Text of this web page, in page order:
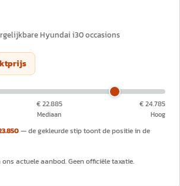
Hyundai i30occasions
€ 22.885
Mediaan
€ 24.785
Hoog
— de gekleurde stip toont de positie in de
actuele aanbod. Geen officiële taxatie.